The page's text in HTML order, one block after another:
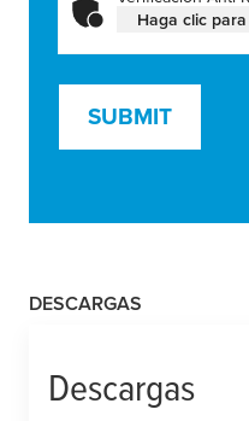
Haga clic
SUBMIT
DESCARGAS
Descargas